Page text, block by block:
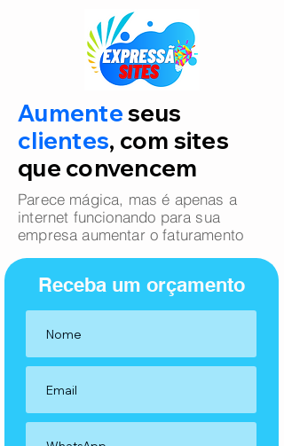
Aumenteseus
clientes, com sites
que convencem
Parece mágica, mas é apenas a
internet funcionando para sua
empresa aumentar o faturamento
Receba um orçamento